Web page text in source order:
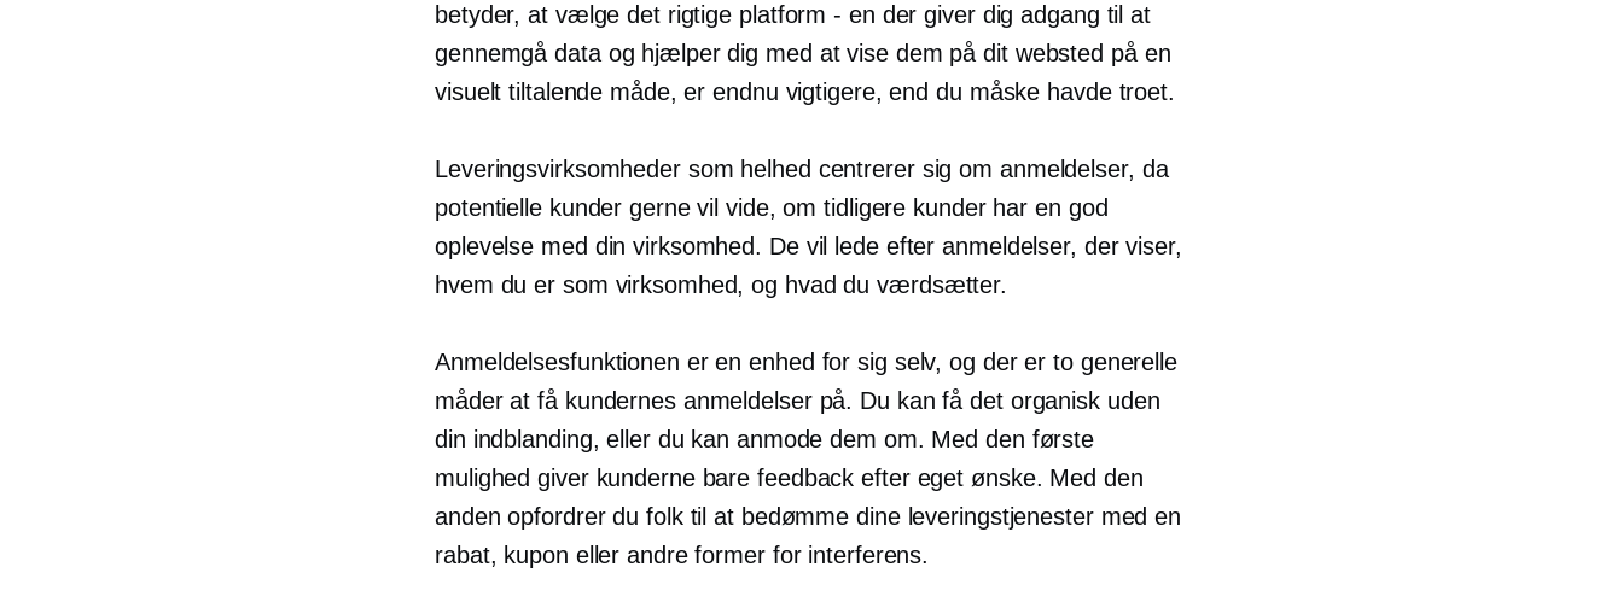
betyder, at vælge det rigtige platform - en der giver dig adgang til at
gennemgå data og hjælper dig med at vise dem på dit websted på en
visuelt tiltalende måde, er endnu vigtigere, end du måske havde troet.
Leveringsvirksomheder som helhed centrerer sig om anmeldelser, da
potentielle kunder gerne vil vide, om tidligere kunder har en god
oplevelse med din virksomhed. De vil lede efter anmeldelser, der viser,
hvem du er som virksomhed, og hvad du værdsætter.
Anmeldelsesfunktionen er en enhed for sig selv, og der er to generelle
måder at få kundernes anmeldelser på. Du kan få det organisk uden
din indblanding, eller du kan anmode dem om. Med den første
mulighed giver kunderne bare feedback efter eget ønske. Med den
anden opfordrer du folk til at bedømme dine leveringstjenester med en
rabat, kupon eller andre former for interferens.